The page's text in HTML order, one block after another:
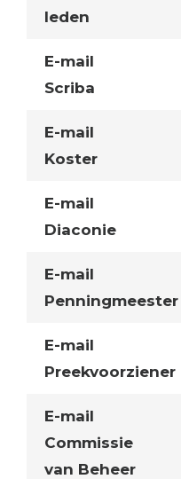
leden
E-mail
Scriba
E-mail
Koster
E-mail
Diaconie
E-mail
Penningmeester
E-mail
Preekvoorziener
E-mail
Commissie
van Beheer